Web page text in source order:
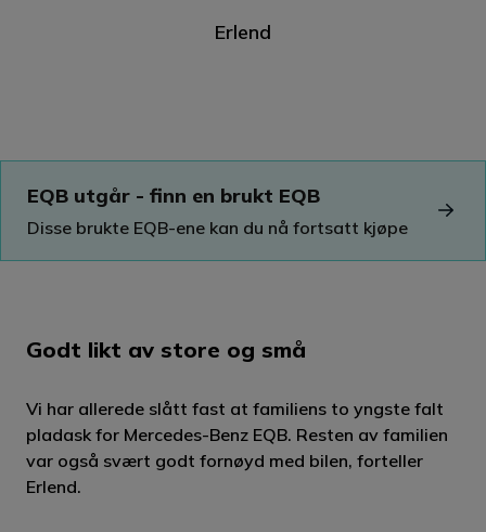
Erlend
EQB utgår - finn en brukt EQB
Disse brukte EQB-ene kan du nå fortsatt kjøpe
Godt likt av store og små
Vi har allerede slått fast at familiens to yngste falt
pladask for Mercedes-Benz EQB. Resten av familien
var også svært godt fornøyd med bilen, forteller
Erlend.